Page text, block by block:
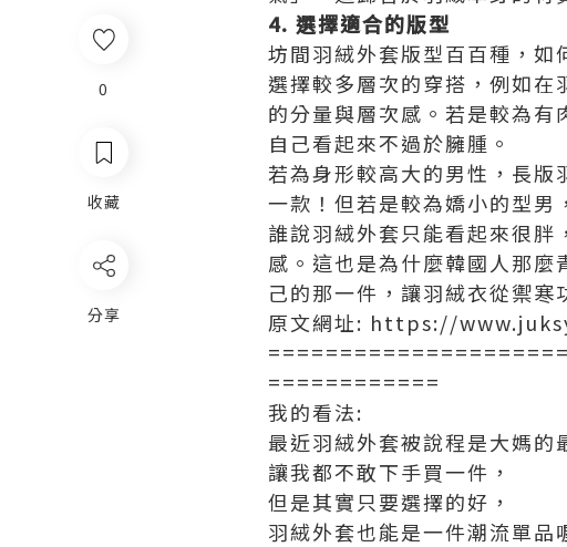
0
收藏
分享
4. 選擇適合的版型
坊間羽絨外套版型百百種，
選擇較多層次的穿搭，例如
的分量與層次感。若是較為
自己看起來不過於臃腫。
若為身形較高大的男性，長
一款！但若是較為嬌小的型男
誰說羽絨外套只能看起來很
感。這也是為什麼韓國人那
己的那一件，讓羽絨衣從禦寒
原文網址: https://
============
我的看法:
最近羽絨外套被說程是大媽的
讓我都不敢下手買一件，
但是其實只要選擇的好，
羽絨外套也能是一件潮流單品